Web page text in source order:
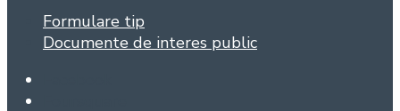
Formulare tip
Documente de interes public